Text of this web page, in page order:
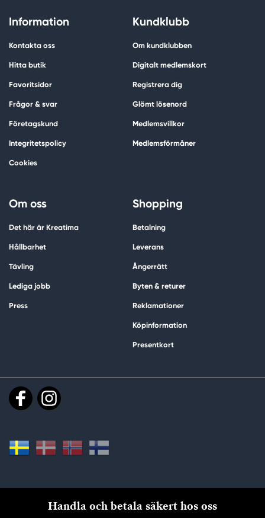
Information
Kontakta oss
Hitta butik
Favoritsidor
Frågor & svar
Företagskund
Integritetspolicy
Cookies
Kundklubb
Om kundklubben
Digitalt medlemskort
Registrera dig
Glömt lösenord
Medlemsvillkor
Medlemsförmåner
Om oss
Det här är Kreatima
Hållbarhet
Tävling
Lediga jobb
Press
Shopping
Betalning
Leverans
Ångerrätt
Byten & returer
Reklamationer
Köpinformation
Presentkort
Handla och betala säkert hos oss